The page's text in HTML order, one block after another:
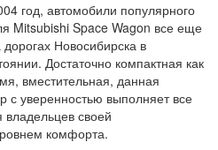
год, автомобили популярного
Mitsubishi Space Wagon все еще
Новосибирска в
Достаточно компактная как
вместительная, данная
с уверенностью выполняет все
своей
комфорта.